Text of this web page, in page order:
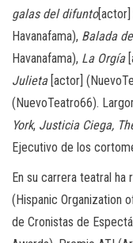
galas del difunto[actor]
Havanafama), Balada
Havanafama), La Orgía
Julieta[actor]
(NuevoTeatro66).
York, Justicia Ciega,
Ejecutivo de los
En su carrera teatral
(Hispanic Organization
de Cronistas de